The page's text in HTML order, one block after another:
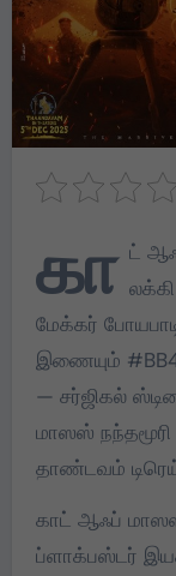
கா ட்
மேக்கர்
இணையும்
— சர்ஜிகல்
மாஸஸ்
தாண்டவம்
காட் ஆஃப் மாஸஸ்
ப்ளாக்பஸ்டர்